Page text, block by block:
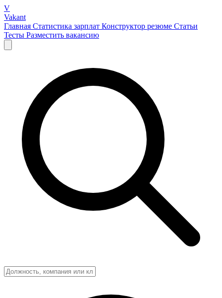
V
Vakant
Главная Статистика зарплат Конструктор резюме Статьи
Тесты Разместить вакансию